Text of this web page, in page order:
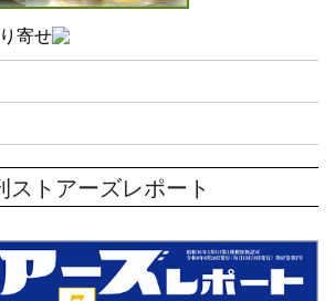
ストアーズレポート